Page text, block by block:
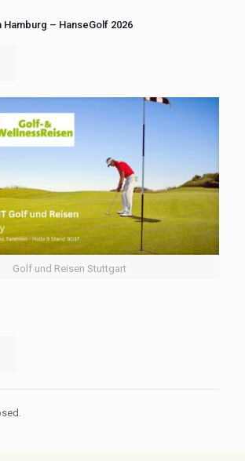
– HanseGolf 2026
Golf und Reisen Stuttgart